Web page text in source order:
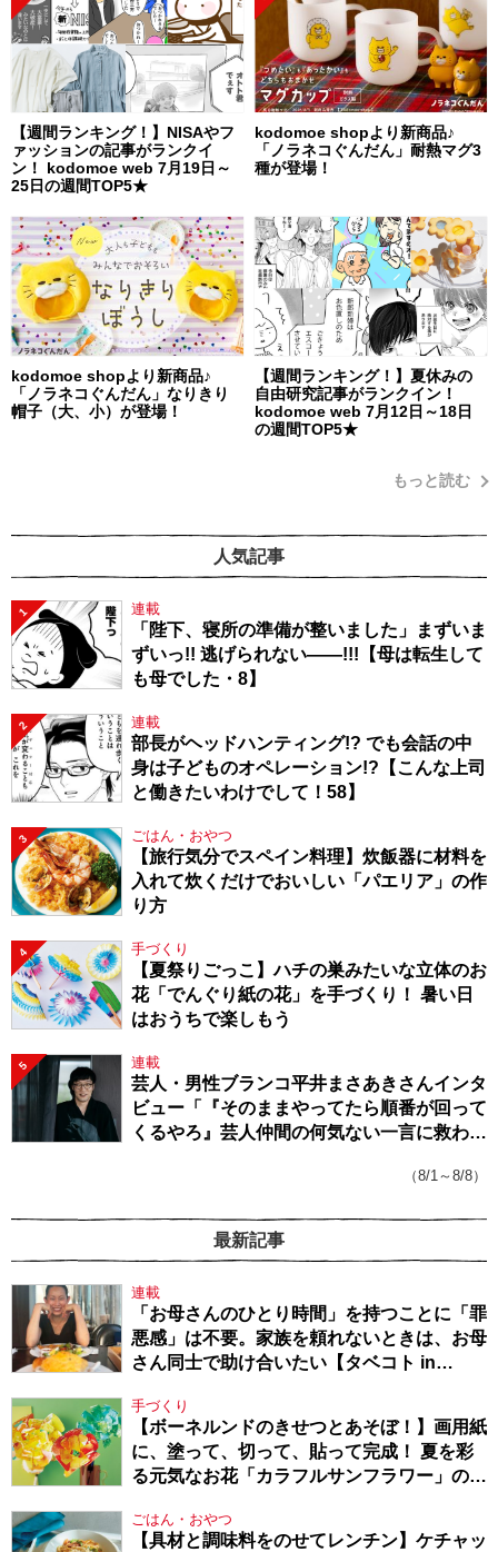
【週間ランキング！】NISAやフ
ァッションの記事がランクイ
ン！ kodomoe web 7月19日～
25日の週間TOP5★
kodomoe shopより新商品♪
「ノラネコぐんだん」耐熱マグ3
種が登場！
kodomoe shopより新商品♪
「ノラネコぐんだん」なりきり
帽子（大、小）が登場！
【週間ランキング！】夏休みの
自由研究記事がランクイン！
kodomoe web 7月12日～18日
の週間TOP5★
もっと読む
人気記事
1 連載
「陛下、寝所の準備が整いました」まずいま
ずいっ!! 逃げられない――!!!【母は転生して
も母でした・8】
2 連載
部長がヘッドハンティング!? でも会話の中
身は子どものオペレーション!?【こんな上司
と働きたいわけでして！58】
3 ごはん・おやつ
【旅行気分でスペイン料理】炊飯器に材料を
入れて炊くだけでおいしい「パエリア」の作
り方
4 手づくり
【夏祭りごっこ】ハチの巣みたいな立体のお
花「でんぐり紙の花」を手づくり！ 暑い日
はおうちで楽しもう
5 連載
芸人・男性ブランコ平井まさあきさんインタ
ビュー「『そのままやってたら順番が回って
くるやろ』芸人仲間の何気ない一言に救われ
（8/1～8/8）
最新記事
連載
「お母さんのひとり時間」を持つことに「罪
悪感」は不要。家族を頼れないときは、お母
さん同士で助け合いたい【タベコト in
手づくり
【ボーネルンドのきせつとあそぼ！】画用紙
に、塗って、切って、貼って完成！ 夏を彩
る元気なお花「カラフルサンフラワー」の作
ごはん・おやつ
【具材と調味料をのせてレンチン】ケチャッ